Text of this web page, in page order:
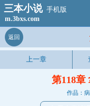
三本小说 手机版
m.3bxs.com
返回
上一章
第118章
作品：